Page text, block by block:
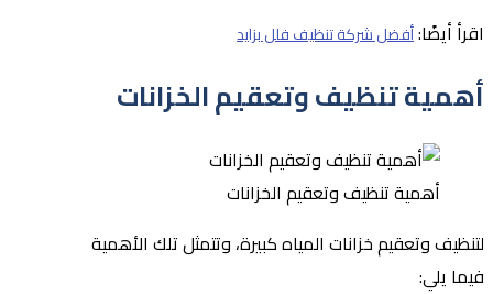
اقرأ أيضًا:أفضل شركة تنظيف فلل بزايد
أهمية تنظيف وتعقيم الخزانات
أهمية تنظيف وتعقيم الخزانات
لتنظيف وتعقيم خزانات المياه كبيرة، وتتمثل تلك الأهمية
فيما يلي: